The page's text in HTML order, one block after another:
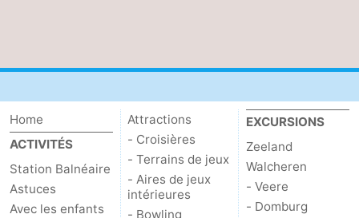
Home
ACTIVITÉS
Station Balnéaire
Astuces
Avec les enfants
Attractions
- Croisières
- Terrains de jeux
- Aires de jeux
intérieures
- Bowling
EXCURSIONS
Zeeland
Walcheren
- Veere
- Domburg